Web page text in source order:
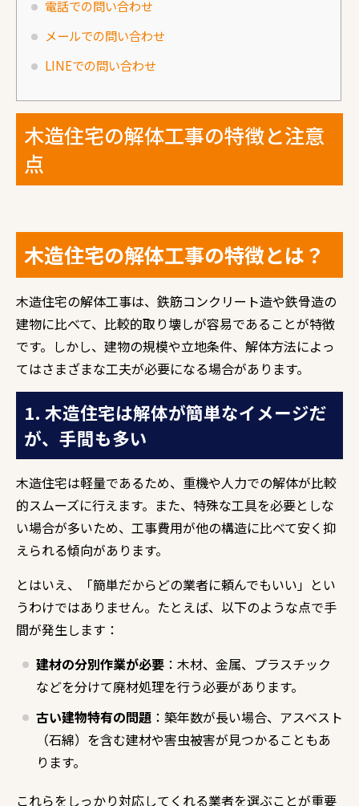
電話での問い合わせ
メールでの問い合わせ
LINEでの問い合わせ
木造住宅の解体工事の特徴と注意
点
木造住宅の解体工事の特徴とは？
木造住宅の解体工事は、鉄筋コンクリート造や鉄骨造の
建物に比べて、比較的取り壊しが容易であることが特徴
です。しかし、建物の規模や立地条件、解体方法によっ
てはさまざまな工夫が必要になる場合があります。
1. 木造住宅は解体が簡単なイメージだ
が、手間も多い
木造住宅は軽量であるため、重機や人力での解体が比較
的スムーズに行えます。また、特殊な工具を必要としな
い場合が多いため、工事費用が他の構造に比べて安く抑
えられる傾向があります。
とはいえ、「簡単だからどの業者に頼んでもいい」とい
うわけではありません。たとえば、以下のような点で手
間が発生します：
建材の分別作業が必要 ：木材、金属、プラスチック
などを分けて廃材処理を行う必要があります。
古い建物特有の問題 ：築年数が長い場合、アスベスト
（石綿）を含む建材や害虫被害が見つかることもあ
ります。
これらをしっかり対応してくれる業者を選ぶことが重要